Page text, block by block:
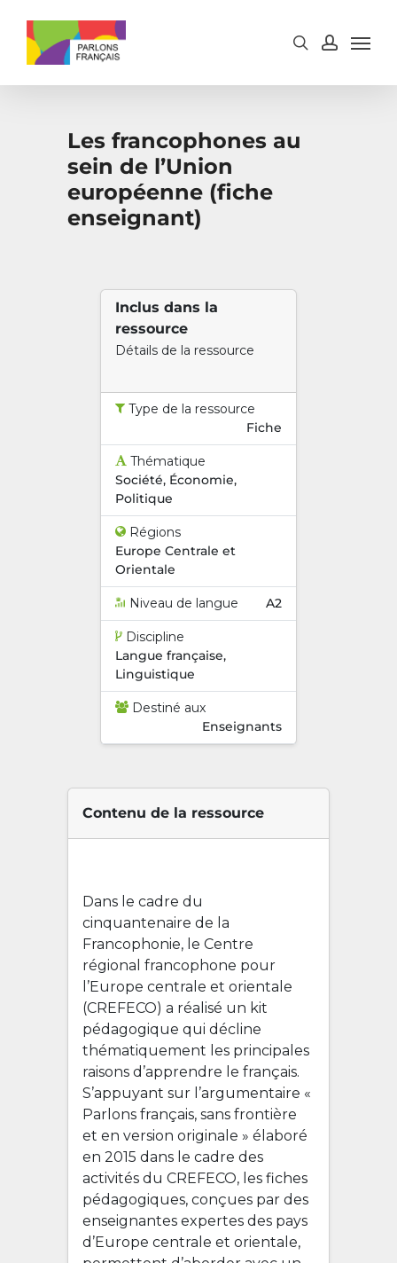
Les francophones au
sein de l’Union
européenne (fiche
enseignant)
Inclus dans la
ressource
Détails de la ressource
Type de la ressource
Fiche
Thématique
Société, Économie,
Politique
Régions
Europe Centrale et
Orientale
Niveau de langue A2
Discipline
Langue française,
Linguistique
Destiné aux
Enseignants
Contenu de la ressource
Dans le cadre du
cinquantenaire de la
Francophonie, le Centre
régional francophone pour
l’Europe centrale et orientale
(CREFECO) a réalisé un kit
pédagogique qui décline
thématiquement les principales
raisons d’apprendre le français.
S’appuyant sur l’argumentaire «
Parlons français, sans frontière
et en version originale » élaboré
en 2015 dans le cadre des
activités du CREFECO, les fiches
pédagogiques, conçues par des
enseignantes expertes des pays
d’Europe centrale et orientale,